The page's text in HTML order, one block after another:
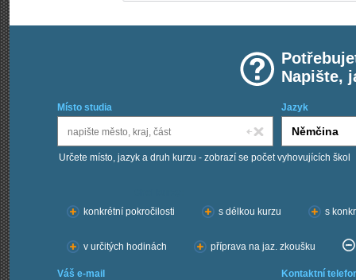
Napište,
Místo studia Jazyk
Určete místo, jazyk a druh kurzu - zobrazí se počet vyhovujících škol
konkrétní pokročilosti
s délkou kurzu s
v určitých hodinách příprava na jaz. zkoušku
Váš e-mail Kontaktní